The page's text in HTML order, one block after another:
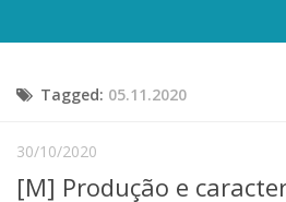
Escola, Institutos e Órgãos
Núcleos e Comissões
Telefones e Mapas
Tagged: 05.11.2020
30/10/2020
[M] Produção e